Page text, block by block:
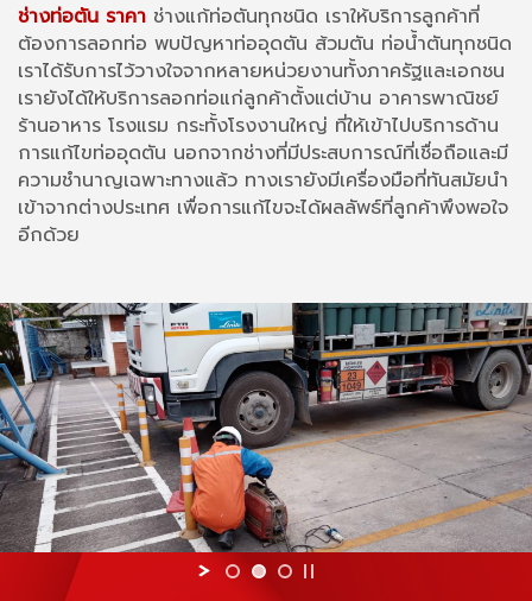
ช่างท่อตัน ราคา ช่างแก้ท่อตันทุกชนิด เราให้บริการลูกค้าที่
ต้องการลอกท่อ พบปัญหาท่ออุดตัน ส้วมตัน ท่อน้ำตันทุกชนิด
เราได้รับการไว้วางใจจากหลายหน่วยงานทั้งภาครัฐและเอกชน
เรายังได้ให้บริการลอกท่อแก่ลูกค้าตั้งแต่บ้าน อาคารพาณิชย์
ร้านอาหาร โรงแรม กระทั้งโรงงานใหญ่ ที่ให้เข้าไปบริการด้าน
การแก้ไขท่ออุดตัน นอกจากช่างที่มีประสบการณ์ที่เชื่อถือและมี
ความชำนาญเฉพาะทางแล้ว ทางเรายังมีเครื่องมือที่ทันสมัยนำ
เข้าจากต่างประเทศ เพื่อการแก้ไขจะได้ผลลัพธ์ที่ลูกค้าพึงพอใจ
อีกด้วย